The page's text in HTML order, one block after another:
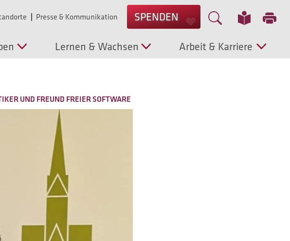
Lernen & Wachsen Arbeit & Karriere
Presse & Kommunikation SPENDEN
UND FREUND FREIER SOFTWARE